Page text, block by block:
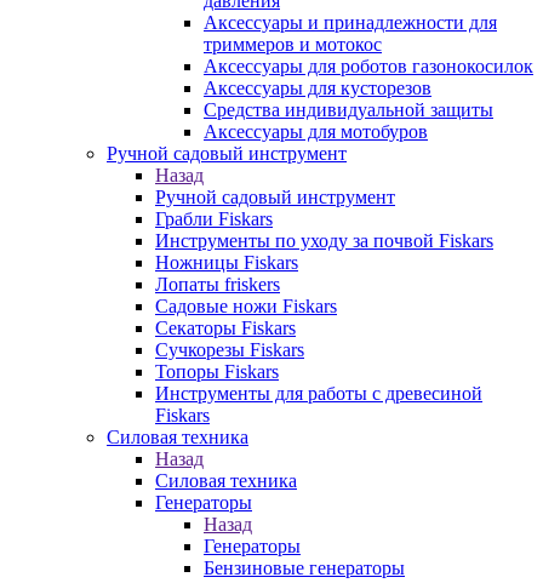
Аксессуары и принадлежности для
триммеров и мотокос
Аксессуары для роботов газонокосилок
Аксессуары для кусторезов
Средства индивидуальной защиты
Аксессуары для мотобуров
Ручной садовый инструмент
Назад
Ручной садовый инструмент
Грабли Fiskars
Инструменты по уходу за почвой Fiskars
Ножницы Fiskars
Лопаты friskers
Садовые ножи Fiskars
Секаторы Fiskars
Сучкорезы Fiskars
Топоры Fiskars
Инструменты для работы с древесиной
Fiskars
Силовая техника
Назад
Силовая техника
Генераторы
Назад
Генераторы
Бензиновые генераторы